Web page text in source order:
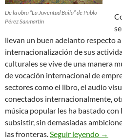
De la obra “La Juventud Baila” de Pablo
Pérez Sanmartín
llevan un buen adelanto respecto
internacionalización de sus
culturales se vive de una manera
de vocación internacional de
sectores como el libro, el audio
conectados internacionalmente,
música popular les ha bastado
subsistir, sin demasiadas
las fronteras. Seguir leyendo La
→